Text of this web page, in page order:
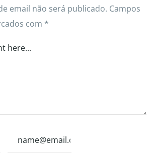
email não será publicado. Campos
com *